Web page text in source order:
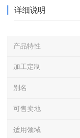
详细说明
产品特性
加工定制
别名
可售卖地
适用领域